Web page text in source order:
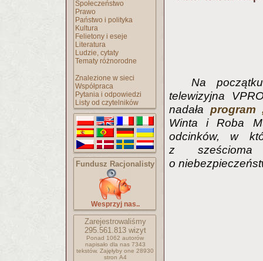
Społeczeństwo
Prawo
Państwo i polityka
Kultura
Felietony i eseje
Literatura
Ludzie, cytaty
Tematy różnorodne
Znalezione w sieci
Współpraca
Pytania i odpowiedzi
Listy od czytelników
Fundusz Racjonalisty
Wesprzyj nas..
Zarejestrowaliśmy
295.561.813wizyt
Ponad 1062 autorów
napisało dla nas 7343
tekstów. Zajęłyby one 28930
stron A4
Na
telewizyjna
nadała program
Winta i Roba
odcinków, w
z sześcioma
o